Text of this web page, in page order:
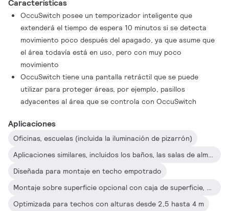
Características
OccuSwitch posee un temporizador inteligente que
extenderá el tiempo de espera 10 minutos si se detecta
movimiento poco después del apagado, ya que asume que
el área todavía está en uso, pero con muy poco
movimiento
OccuSwitch tiene una pantalla retráctil que se puede
utilizar para proteger áreas, por ejemplo, pasillos
adyacentes al área que se controla con OccuSwitch
Aplicaciones
Oficinas, escuelas (incluida la iluminación de pizarrón)
Aplicaciones similares, incluidos los baños, las salas de almacenamiento, etc.
Diseñada para montaje en techo empotrado
Montaje sobre superficie opcional con caja de superficie, que permite instalarla con cableado empotrado o un conducto montado sobre superficie
Optimizada para techos con alturas desde 2,5 hasta 4 m